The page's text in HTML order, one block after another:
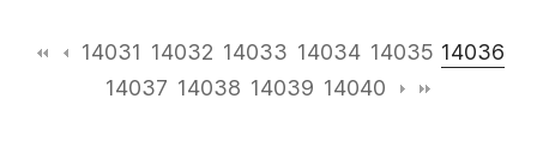
14031 14032 14033 14034 14035 14036
14037 14038 14039 14040